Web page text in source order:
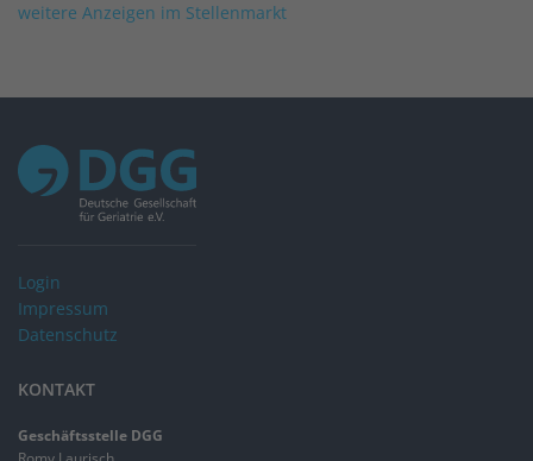
weitere Anzeigen im Stellenmarkt
Login
Impressum
Datenschutz
KONTAKT
Geschäftsstelle DGG